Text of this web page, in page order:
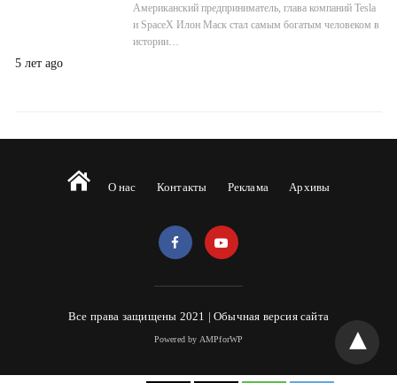
Американский предприниматель, глава компаний Tesla
и SpaceX Илон Маск стал самым богатым человеком в
истории…
5 лет ago
О нас Контакты Реклама Архивы
Все права защищены 2021 |Обычная версия сайта
Powered by AMPforWP